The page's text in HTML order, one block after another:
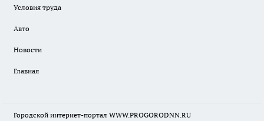
Условия труда
Авто
Новости
Главная
Городской интернет-портал WWW.PROGORODNN.RU